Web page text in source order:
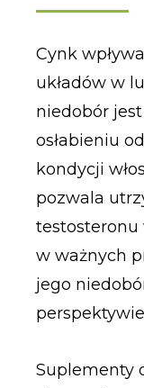
Cynk
układów w
niedobór
osłabieniu
kondycji
pozwala
testosteronu
w ważnych
jego
Suplementy